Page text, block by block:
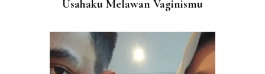
Usahaku Melawan Vaginismu